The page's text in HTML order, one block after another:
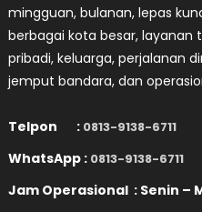
mingguan, bulanan, lepas
berbagai kota besar, layanan
pribadi, keluarga, perjalanan
jemput bandara, dan
Telpon : 0813-9138-6711
WhatsApp : 0813-9138-6711
Jam Operasional : Senin –